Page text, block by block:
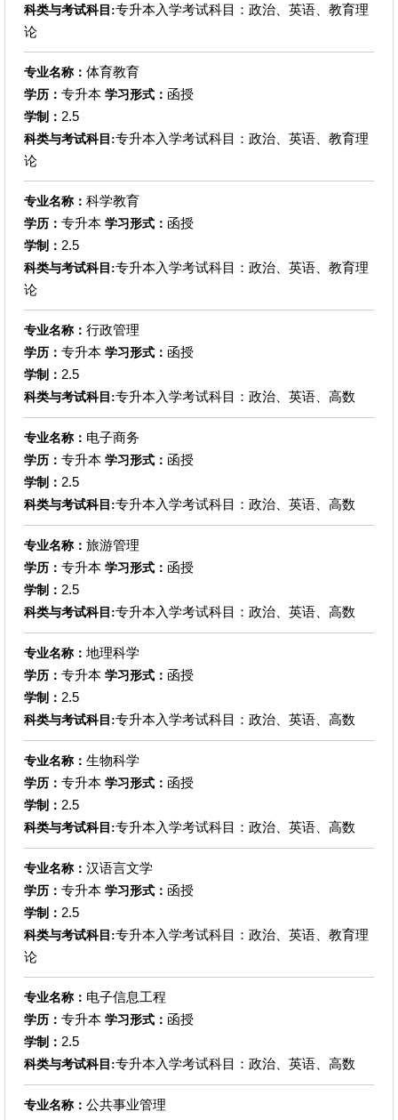
科类与考试科目:专升本入学考试科目：政治、英语、教育理
论
专业名称： 体育教育
学历： 专升本 学习形式： 函授
学制： 2.5
科类与考试科目:专升本入学考试科目：政治、英语、教育理
论
专业名称： 科学教育
学历： 专升本 学习形式： 函授
学制： 2.5
科类与考试科目:专升本入学考试科目：政治、英语、教育理
论
专业名称： 行政管理
学历： 专升本 学习形式： 函授
学制： 2.5
科类与考试科目:专升本入学考试科目：政治、英语、高数
专业名称： 电子商务
学历： 专升本 学习形式： 函授
学制： 2.5
科类与考试科目:专升本入学考试科目：政治、英语、高数
专业名称： 旅游管理
学历： 专升本 学习形式： 函授
学制： 2.5
科类与考试科目:专升本入学考试科目：政治、英语、高数
专业名称： 地理科学
学历： 专升本 学习形式： 函授
学制： 2.5
科类与考试科目:专升本入学考试科目：政治、英语、高数
专业名称： 生物科学
学历： 专升本 学习形式： 函授
学制： 2.5
科类与考试科目:专升本入学考试科目：政治、英语、高数
专业名称： 汉语言文学
学历： 专升本 学习形式： 函授
学制： 2.5
科类与考试科目:专升本入学考试科目：政治、英语、教育理
论
专业名称： 电子信息工程
学历： 专升本 学习形式： 函授
学制： 2.5
科类与考试科目:专升本入学考试科目：政治、英语、高数
专业名称： 公共事业管理